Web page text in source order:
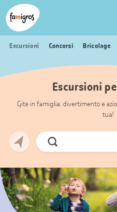
Navigazione
segnalibri
Header
Logo
Escursioni Concorsi Bricolage
Escursioni
Gite in famiglia: divertimento e
tua!
Cerca
ora